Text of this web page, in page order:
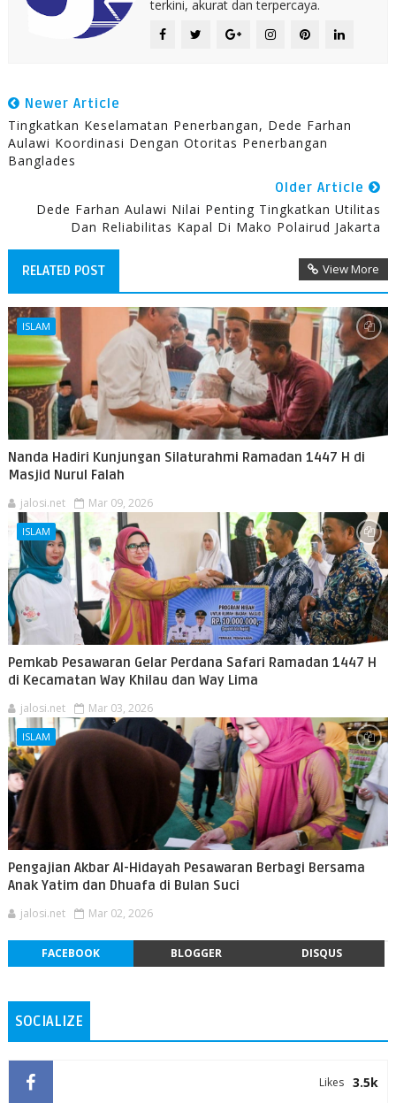
terkini, akurat dan terpercaya.
Newer Article
Tingkatkan Keselamatan Penerbangan, Dede Farhan
Aulawi Koordinasi Dengan Otoritas Penerbangan
Banglades
Older Article
Dede Farhan Aulawi Nilai Penting Tingkatkan Utilitas
Dan Reliabilitas Kapal Di Mako Polairud Jakarta
RELATED POST View More
ISLAM
Nanda Hadiri Kunjungan Silaturahmi Ramadan 1447 H di
Masjid Nurul Falah
jalosi.net Mar 09, 2026
ISLAM
Pemkab Pesawaran Gelar Perdana Safari Ramadan 1447 H
di Kecamatan Way Khilau dan Way Lima
jalosi.net Mar 03, 2026
ISLAM
Pengajian Akbar Al-Hidayah Pesawaran Berbagi Bersama
Anak Yatim dan Dhuafa di Bulan Suci
jalosi.net Mar 02, 2026
FACEBOOK BLOGGER DISQUS
SOCIALIZE
3.5k
Likes